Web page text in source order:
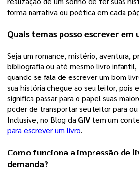
forma narrativa ou poética em cada
Quais temas posso escrever em
Seja um romance, mistério, aventura,
bibliografia ou até mesmo livro
quando se fala de escrever um bom
sua história chegue ao seu leitor, pois
significa passar para o papel suas
poder de transportar seu leitor para
Inclusive, no Blog da GIV tem um
para escrever um livro.
Como funciona a impressão de
demanda?